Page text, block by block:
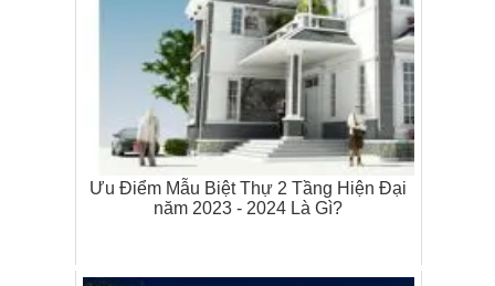
Ưu Điểm Mẫu Biệt Thự 2 Tầng Hiện Đại
năm 2023 - 2024 Là Gì?